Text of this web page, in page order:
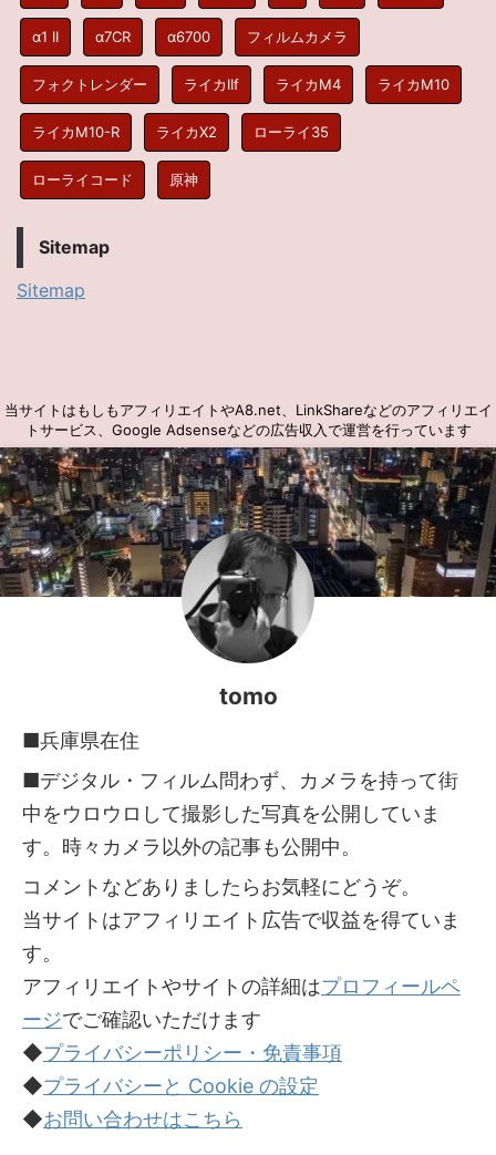
α1 II α7CR α6700 フィルムカメラ
フォクトレンダー ライカIIf ライカM4 ライカM10
ライカM10-R ライカX2 ローライ35
ローライコード 原神
Sitemap
Sitemap
当サイトはもしもアフィリエイトやA8.net、LinkShareなどのアフィリエイ
トサービス、Google Adsenseなどの広告収入で運営を行っています
tomo
■兵庫県在住
■デジタル・フィルム問わず、カメラを持って街
中をウロウロして撮影した写真を公開していま
す。時々カメラ以外の記事も公開中。
コメントなどありましたらお気軽にどうぞ。
当サイトはアフィリエイト広告で収益を得ていま
す。
アフィリエイトやサイトの詳細はプロフィールペ
ージでご確認いただけます
◆プライバシーポリシー・免責事項
◆プライバシーと Cookie の設定
◆お問い合わせはこちら